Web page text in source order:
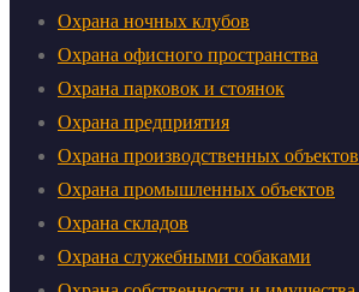
Охрана ночных клубов
Охрана офисного пространства
Охрана парковок и стоянок
Охрана предприятия
Охрана производственных объектов
Охрана промышленных объектов
Охрана складов
Охрана служебными собаками